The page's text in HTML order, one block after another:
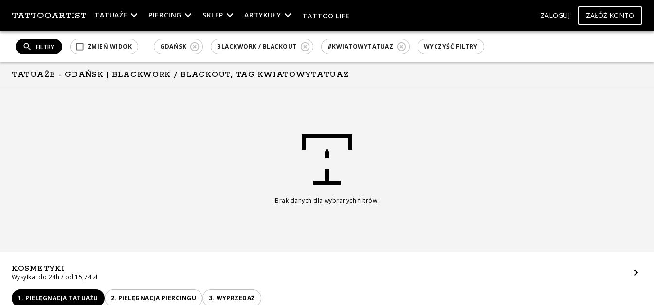
TATTOOARTIST TATUAŻE PIERCING SKLEP ARTYKUŁY TATTOO LIFE ZALOGUJ ZAŁÓŻ KONTO
FILTRY ZMIEŃ WIDOK GDAŃSK BLACKWORK / BLACKOUT #KWIATOWYTATUAZ WYCZYŚĆ FILTRY
TATUAŻE - GDAŃSK | BLACKWORK / BLACKOUT, TAG KWIATOWYTATUAZ
Brak danych dla wybranych filtrów.
KOSMETYKI
Wysyłka: do 24h / od 15,74 zł
1. PIELĘGNACJA TATUAŻU 2. PIELĘGNACJA PIERCINGU 3. WYPRZEDAŻ